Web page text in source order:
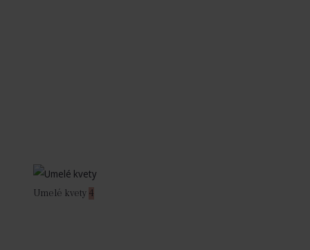
Umelé kvety 4